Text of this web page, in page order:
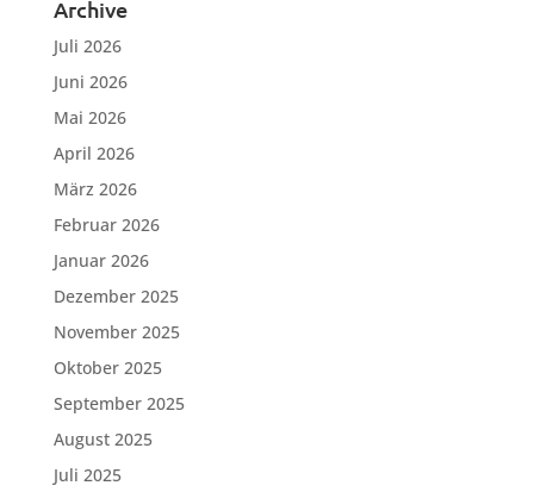
Archive
Juli 2026
Juni 2026
Mai 2026
April 2026
März 2026
Februar 2026
Januar 2026
Dezember 2025
November 2025
Oktober 2025
September 2025
August 2025
Juli 2025